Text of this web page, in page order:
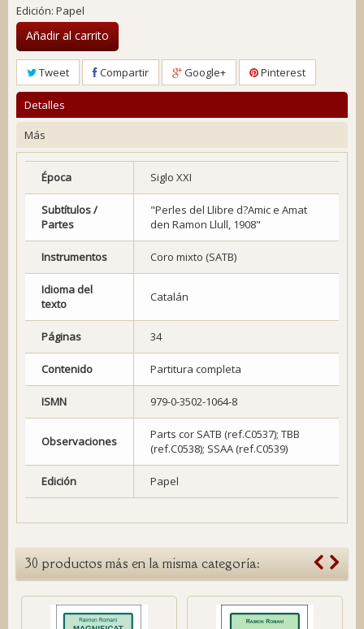
Edición: Papel
Añadir al carrito
Tweet Compartir Google+ Pinterest
Detalles
Más
Época Siglo XXI
Subtítulos /
Partes
"Perles del Llibre d?Amic e Amat
den Ramon Llull, 1908"
Instrumentos Coro mixto (SATB)
Idioma del
texto
Catalán
Páginas 34
Contenido Partitura completa
ISMN 979-0-3502-1064-8
Observaciones
Parts cor SATB (ref.C0537); TBB
(ref.C0538); SSAA (ref.C0539)
Edición Papel
30 productos más en la misma categoría: